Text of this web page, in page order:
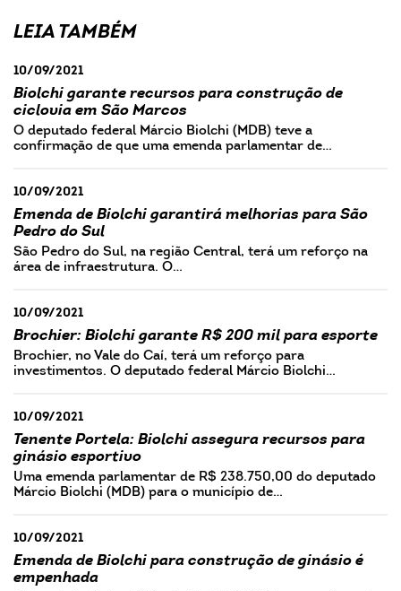
LEIA TAMBÉM
10/09/2021
Biolchi garante recursos para construção de
ciclovia em São Marcos
O deputado federal Márcio Biolchi (MDB) teve a
confirmação de que uma emenda parlamentar de…
10/09/2021
Emenda de Biolchi garantirá melhorias para São
Pedro do Sul
São Pedro do Sul, na região Central, terá um reforço na
área de infraestrutura. O…
10/09/2021
Brochier: Biolchi garante R$ 200 mil para esporte
Brochier, no Vale do Caí, terá um reforço para
investimentos. O deputado federal Márcio Biolchi…
10/09/2021
Tenente Portela: Biolchi assegura recursos para
ginásio esportivo
Uma emenda parlamentar de R$ 238.750,00 do deputado
Márcio Biolchi (MDB) para o município de…
10/09/2021
Emenda de Biolchi para construção de ginásio é
empenhada